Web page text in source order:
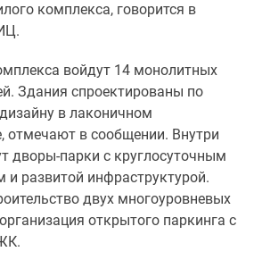
комплекса, говорится в
войдут 14 монолитных
Здания спроектированы по
в лаконичном
отмечают в сообщении. Внутри
дворы-парки с круглосуточным
развитой инфраструктурой.
двух многоуровневых
открытого паркинга с